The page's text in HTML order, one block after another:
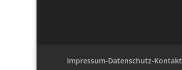
Impressum-Datenschutz-Kontakt